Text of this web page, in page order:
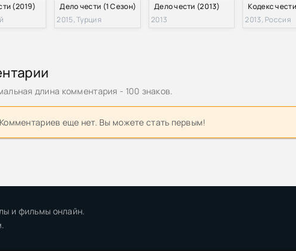
(2019)
Дело чести (1 Сезон)
2015, Турция
Дело чести (2013)
2013
2013, Россия
длина комментария - 100 знаков.
Комментариев еще нет. Вы можете стать первым!
и фильмы онлайн.